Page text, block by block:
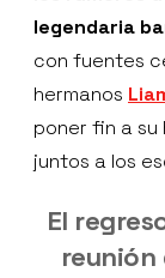
legendaria
con fuentes
hermanos
poner fin a
juntos a los
El
reunión